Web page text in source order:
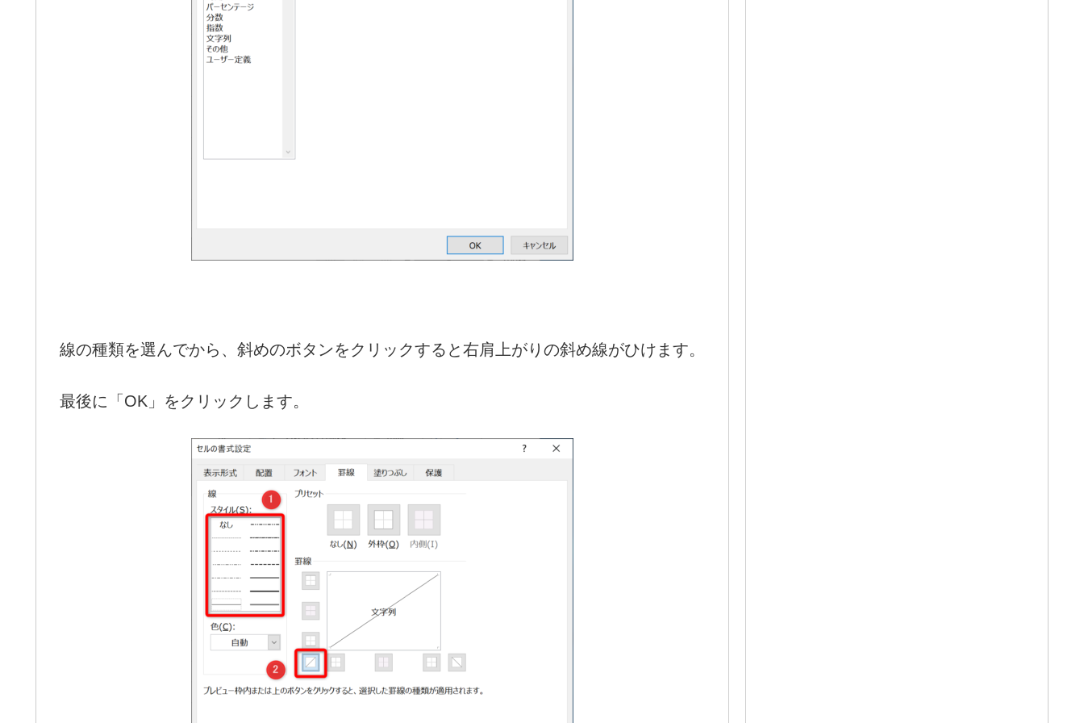
線の種類を選んでから、斜めのボタンをクリックすると右肩上がりの斜め線がひけます。
最後に「OK」をクリックします。